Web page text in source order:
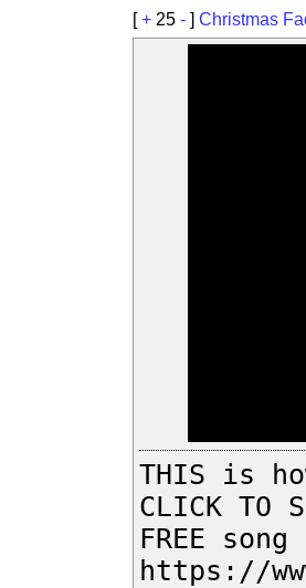
[+ 25 - ] Christmas
THIS is
CLICK
FREE
https://